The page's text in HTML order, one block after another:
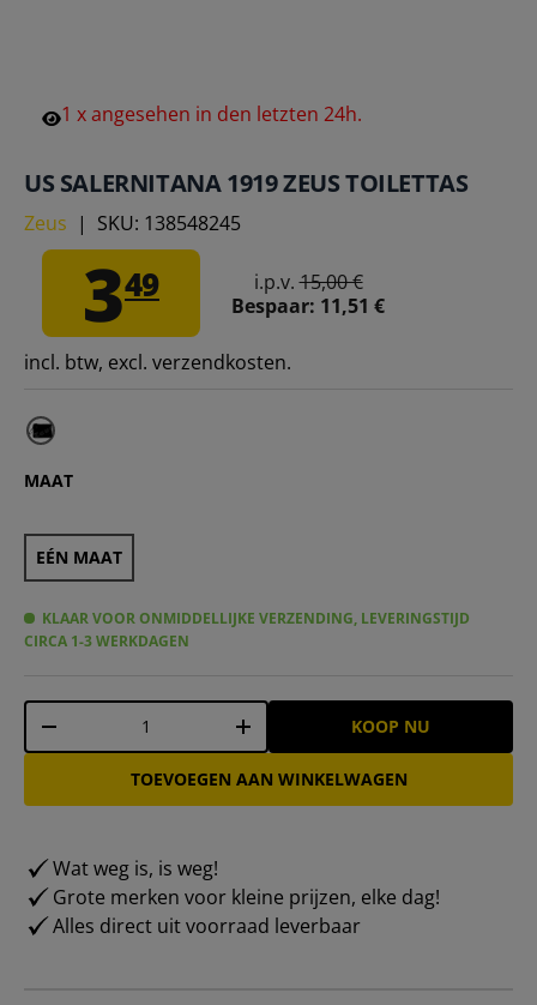
1 xangesehen in den letzten 24h.
US SALERNITANA 1919 ZEUS TOILETTAS
Zeus | SKU: 138548245
349 i.p.v.15,00 €
Bespaar: 11,51 €
incl. btw, excl. verzendkosten.
MAAT
EÉN MAAT
KLAAR VOOR ONMIDDELLIJKE VERZENDING, LEVERINGSTIJD
CIRCA 1-3 WERKDAGEN
Aantal
-
+ KOOP NU
TOEVOEGEN AAN WINKELWAGEN
Wat weg is, is weg!
Grote merken voor kleine prijzen, elke dag!
Alles direct uit voorraad leverbaar